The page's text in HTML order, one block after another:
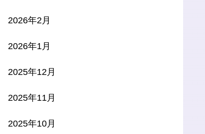
2026年2月
2026年1月
2025年12月
2025年11月
2025年10月